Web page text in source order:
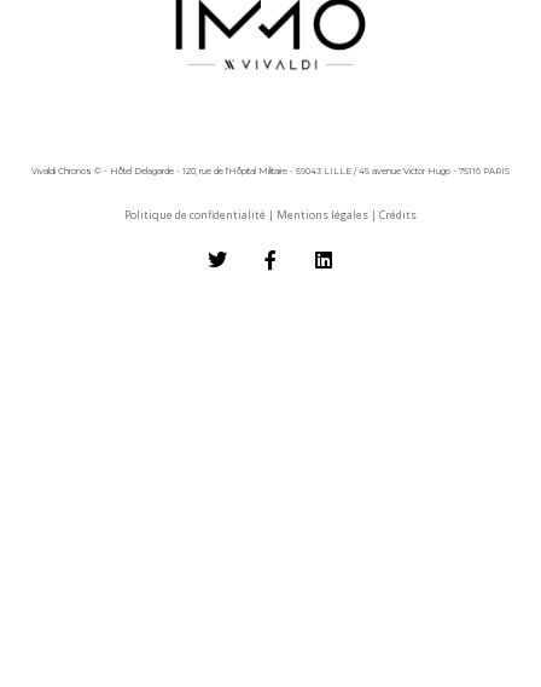
Vivaldi Chronos © - Hôtel Delagarde - 120, rue de l'Hôpital Militaire - 59043 LILLE / 45 avenue Victor Hugo - 75116 PARIS
Politique de confidentialité | Mentions légales | Crédits